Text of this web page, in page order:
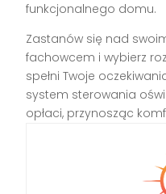
funkcjonalnego domu.
Zastanów się nad
fachowcem i wybierz
spełni Twoje
system sterowania
opłaci, przynosząc